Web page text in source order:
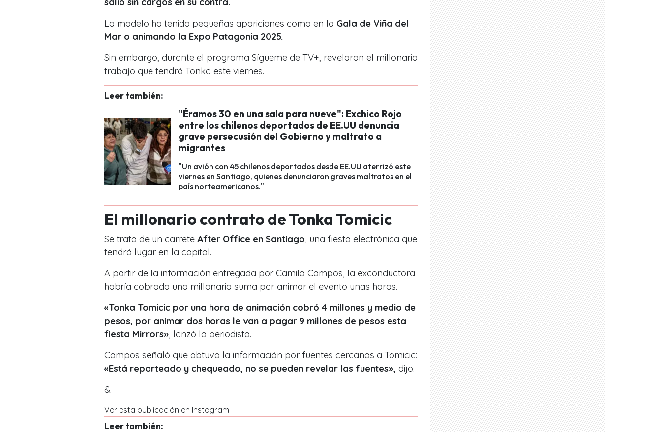
La modelo ha tenido pequeñas apariciones como en la Gala de Viña del
Mar o animando la Expo Patagonia 2025.
Sin embargo, durante el programa Sígueme de TV+, revelaron el millonario
trabajo que tendrá Tonka este viernes.
Leer también:
"Éramos 30 en una sala para nueve": Exchico Rojo
entre los chilenos deportados de EE.UU denuncia
grave persecusión del Gobierno y maltrato a
migrantes
"Un avión con 45 chilenos deportados desde EE.UU aterrizó este
viernes en Santiago, quienes denunciaron graves maltratos en el
país norteamericanos."
El millonario contrato de Tonka Tomicic
Se trata de un carrete After Office en Santiago , una fiesta electrónica que
tendrá lugar en la capital.
A partir de la información entregada por Camila Campos, la exconductora
habría cobrado una millonaria suma por animar el evento unas horas.
«Tonka Tomicic por una hora de animación cobró 4 millones y medio de
pesos, por animar dos horas le van a pagar 9 millones de pesos esta
fiesta Mirrors» , lanzó la periodista.
Campos señaló que obtuvo la información por fuentes cercanas a Tomicic:
«Está reporteado y chequeado, no se pueden revelar las fuentes», dijo.
&
Ver esta publicación en Instagram
Leer también: